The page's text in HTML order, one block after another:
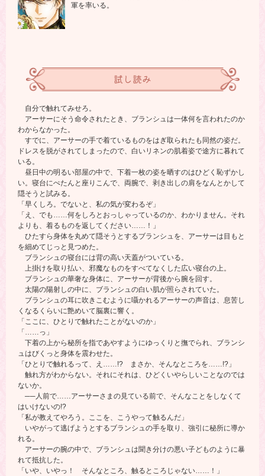
軍を率いる。
試し読み
自分で触れてみせろ。
アーサーにそう命令されたとき、ブランシュは一体何を言われたのか
わからなかった。
すでに、アーサーの手で着ているものをはぎ取られたも同然の姿だ。
ドレスを脱がされてしまったので、白いリネンの肌着姿で途方に暮れて
いる。
昼日中の明るい部屋の中で、下着一枚の姿を晒すのはひどく恥ずかし
い。寝台にぺたんと座りこんで、両腕で、剥き出しの肩をなんとかして
隠そうと試みる。
「早くしろ。でないと、私の気が変わるぞ」
「え、でも……何をしろとおっしゃっているのか、わかりません。それ
よりも、着るものを返してください……！」
ひたすら身体を丸めて隠そうとするブランシュを、アーサーは目もと
を細めてじっと見つめた。
ブランシュの寝台には背の高い天蓋がついている。
上掛けを取り払い、邪魔なものをすべてなくした広い寝台の上。
ブランシュの華奢な身体に、アーサーが背後から腕を回す。
太陽の陽射しの中に、ブランシュの白い肌が照らされていた。
ブランシュの耳に吹きこむように囁かれるアーサーの声音は、息苦し
くなるくらいに艶めいて脳裏に響く。
「ここに、ひとりで触れたことがないのか」
「……っ」
下着の上から秘所を指であやすようにゆっくりと撫でられ、ブランシ
ュはびくっと身体を震わせた。
「ひとりで触れるって、え……!? まさか、そんなところを……!?」
触れ方がわからない。それにそれは、ひどくいやらしいことなのでは
ないか。
──人前で……アーサーさまの見ている前で、そんなことをしなくて
はいけないの!?
「私が教えてやろう。ここを、こうやって触るんだ」
いやがって逃げようとするブランシュの手を取り、強引に秘所に導か
れる。
アーサーの腕の中で、ブランシュは聞き分けの悪い子どものように暴
れて抵抗した。
「いや、いやっ！ そんなところ、触るところじゃない……！」